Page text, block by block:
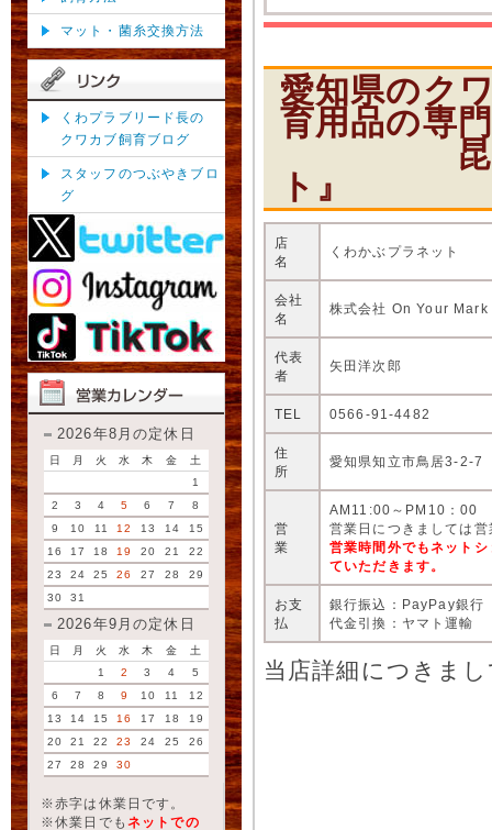
マット・菌糸交換方法
くわプラブリード長の
クワカブ飼育ブログ
スタッフのつぶやきブロ
グ
2026年8月の定休日
日 月 火 水 木 金
土
1
2
3 4 5 6 7
8
9
10 11 12 13 14
15
16
17 18 19 20 21
22
23
24 25 26 27 28
29
30
31
2026年9月の定休日
日 月 火 水 木 金
土
1
2 3 4
5
6
7 8 9 10 11
12
13
14 15 16 17 18
19
20
21 22 23 24 25
26
27
28 29 30
※赤字は休業日です。
※休業日でも ネットでの
愛知県のク
育用品の専
昆虫シ
ト』
店
名
くわかぶプラネット
会社
名
株式会社 On Your Mark
代表
者
矢田洋次郎
TEL 0566-91-4482
住
所
愛知県知立市鳥居3-2-7
営
業
AM11:00～PM10：00
営業日につきましては
営業時間外でもネット
ていただきます。
お支
払
銀行振込：PayPay銀行
代金引換：ヤマト運輸
当店詳細につきま